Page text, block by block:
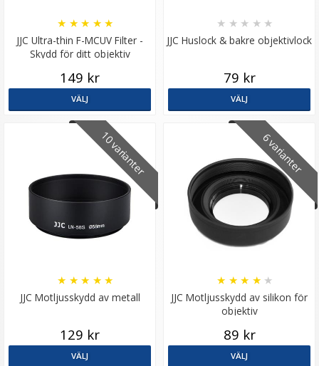
JJC Ultra-thin F-MCUV Filter -
Skydd för ditt objektiv
★ ★ ★ ★ ★
149 kr
VÄLJ
JJC Huslock & bakre objektivlock
★ ★ ★ ★ ★
79 kr
VÄLJ
10 varianter
JJC Motljusskydd av metall
★ ★ ★ ★ ★
129 kr
VÄLJ
6 varianter
JJC Motljusskydd av silikon för
objektiv
★ ★ ★ ★ ★
89 kr
VÄLJ